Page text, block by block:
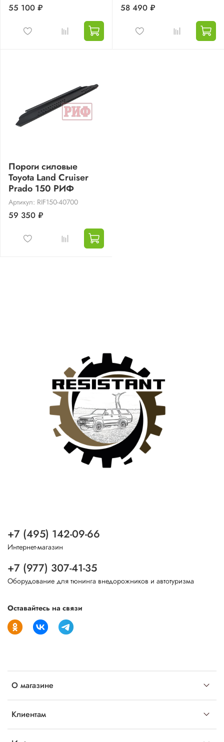
55 100 ₽ 58 490 ₽
Пороги силовые
Toyota Land Cruiser
Prado 150 РИФ
Артикул: RIF150-40700
59 350 ₽
О магазине
Клиентам
+7 (495) 142-09-66
Интернет-магазин
+7 (977) 307-41-35
Оборудование для тюнинга внедорожников и автотуризма
Оставайтесь на связи